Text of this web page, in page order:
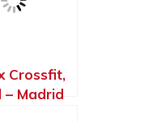
Crossfit,
– Madrid